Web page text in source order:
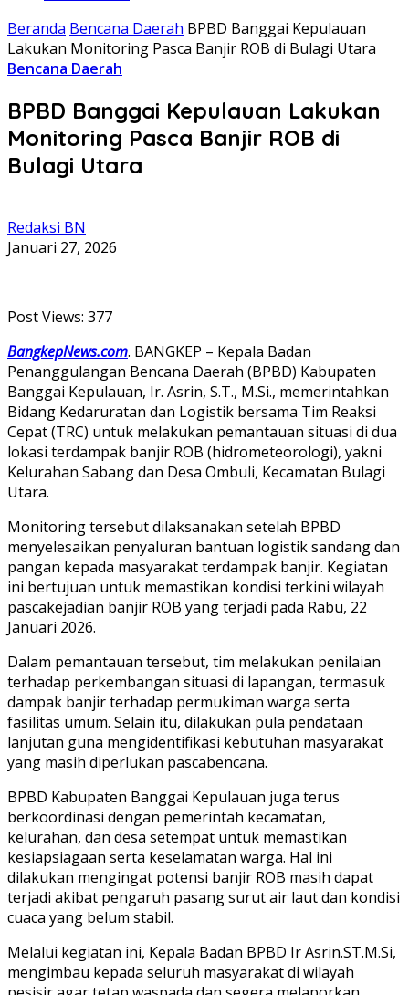
Beranda Bencana Daerah BPBD Banggai Kepulauan
Lakukan Monitoring Pasca Banjir ROB di Bulagi Utara
Bencana Daerah
BPBD Banggai Kepulauan Lakukan
Monitoring Pasca Banjir ROB di
Bulagi Utara
Redaksi BN
Januari 27, 2026
Post Views: 377
BangkepNews.com. BANGKEP – Kepala Badan
Penanggulangan Bencana Daerah (BPBD) Kabupaten
Banggai Kepulauan, Ir. Asrin, S.T., M.Si., memerintahkan
Bidang Kedaruratan dan Logistik bersama Tim Reaksi
Cepat (TRC) untuk melakukan pemantauan situasi di dua
lokasi terdampak banjir ROB (hidrometeorologi), yakni
Kelurahan Sabang dan Desa Ombuli, Kecamatan Bulagi
Utara.
Monitoring tersebut dilaksanakan setelah BPBD
menyelesaikan penyaluran bantuan logistik sandang dan
pangan kepada masyarakat terdampak banjir. Kegiatan
ini bertujuan untuk memastikan kondisi terkini wilayah
pascakejadian banjir ROB yang terjadi pada Rabu, 22
Januari 2026.
Dalam pemantauan tersebut, tim melakukan penilaian
terhadap perkembangan situasi di lapangan, termasuk
dampak banjir terhadap permukiman warga serta
fasilitas umum. Selain itu, dilakukan pula pendataan
lanjutan guna mengidentifikasi kebutuhan masyarakat
yang masih diperlukan pascabencana.
BPBD Kabupaten Banggai Kepulauan juga terus
berkoordinasi dengan pemerintah kecamatan,
kelurahan, dan desa setempat untuk memastikan
kesiapsiagaan serta keselamatan warga. Hal ini
dilakukan mengingat potensi banjir ROB masih dapat
terjadi akibat pengaruh pasang surut air laut dan kondisi
cuaca yang belum stabil.
Melalui kegiatan ini, Kepala Badan BPBD Ir Asrin.ST.M.Si,
mengimbau kepada seluruh masyarakat di wilayah